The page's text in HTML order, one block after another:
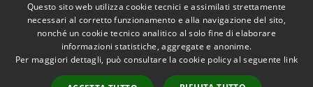
Accessibilità
Copyright © 2026 • Comune di
Amelia • Powered by
Questo sito web utilizza cookie tecnici e assimilati strettamente
necessari al corretto funzionamento e alla navigazione del sito,
nonché un cookie tecnico analitico al solo fine di elaborare
informazioni statistiche, aggregate e anonime.
Per maggiori dettagli, può consultare la cookie policy al seguente link